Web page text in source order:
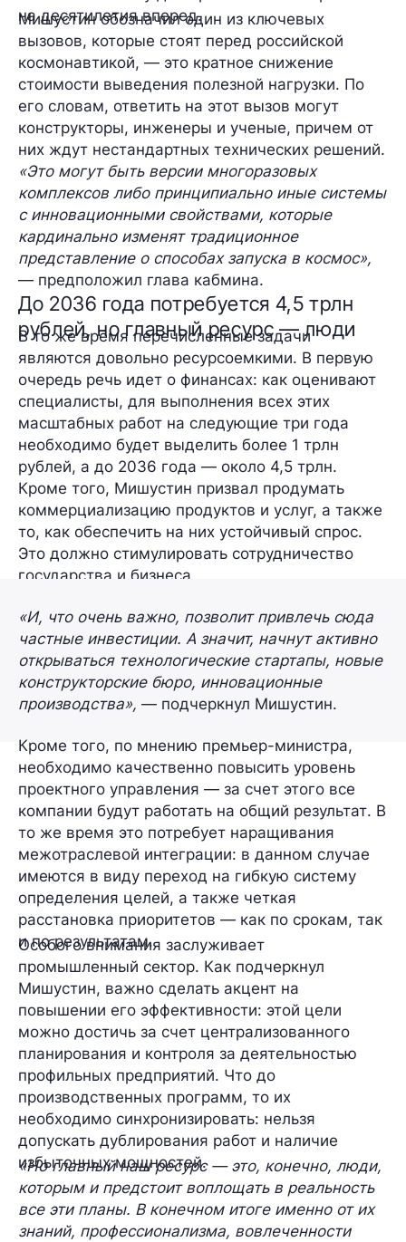
на десятилетия вперед.
Мишустин обозначил один из ключевых
вызовов, которые стоят перед российской
космонавтикой, — это кратное снижение
стоимости выведения полезной нагрузки. По
его словам, ответить на этот вызов могут
конструкторы, инженеры и ученые, причем от
них ждут нестандартных технических решений.
«Это могут быть версии многоразовых
комплексов либо принципиально иные системы
с инновационными свойствами, которые
кардинально изменят традиционное
представление о способах запуска в космос»,
— предположил глава кабмина.
До 2036 года потребуется 4,5 трлн
рублей, но главный ресурс — люди
В то же время перечисленные задачи
являются довольно ресурсоемкими. В первую
очередь речь идет о финансах: как оценивают
специалисты, для выполнения всех этих
масштабных работ на следующие три года
необходимо будет выделить более 1 трлн
рублей, а до 2036 года — около 4,5 трлн.
Кроме того, Мишустин призвал продумать
коммерциализацию продуктов и услуг, а также
то, как обеспечить на них устойчивый спрос.
Это должно стимулировать сотрудничество
государства и бизнеса.
«И, что очень важно, позволит привлечь сюда
частные инвестиции. А значит, начнут активно
открываться технологические стартапы, новые
конструкторские бюро, инновационные
производства», — подчеркнул Мишустин.
Кроме того, по мнению премьер-министра,
необходимо качественно повысить уровень
проектного управления — за счет этого все
компании будут работать на общий результат. В
то же время это потребует наращивания
межотраслевой интеграции: в данном случае
имеются в виду переход на гибкую систему
определения целей, а также четкая
расстановка приоритетов — как по срокам, так
и по результатам.
Особого внимания заслуживает
промышленный сектор. Как подчеркнул
Мишустин, важно сделать акцент на
повышении его эффективности: этой цели
можно достичь за счет централизованного
планирования и контроля за деятельностью
профильных предприятий. Что до
производственных программ, то их
необходимо синхронизировать: нельзя
допускать дублирования работ и наличие
избыточных мощностей.
«Но главный наш ресурс — это, конечно, люди,
которым и предстоит воплощать в реальность
все эти планы. В конечном итоге именно от их
знаний, профессионализма, вовлеченности